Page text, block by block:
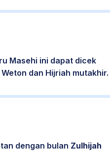
Masehi ini dapat dicek
dan Hijriah mutakhir.
dengan bulan Zulhijah